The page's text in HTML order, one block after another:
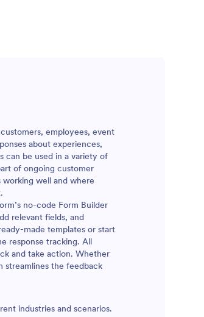
employees, event
about experiences,
can be used in a variety of
of ongoing customer
working well and where
no-code Form Builder
relevant fields, and
made templates or start
response tracking. All
and take action. Whether
streamlines the feedback
industries and scenarios.